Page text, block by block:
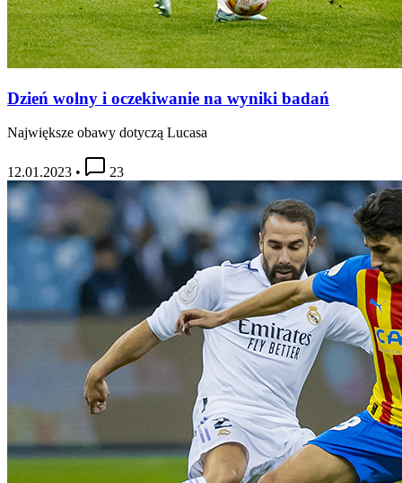
Dzień wolny i oczekiwanie na wyniki badań
Największe obawy dotyczą Lucasa
12.01.2023 • 23